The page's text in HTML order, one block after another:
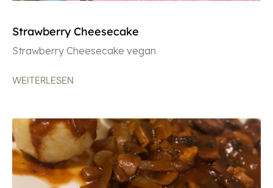
Strawberry Cheesecake
Strawberry Cheesecake vegan
WEITERLESEN